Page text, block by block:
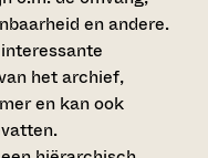
en andere.
het archief,
en kan ook